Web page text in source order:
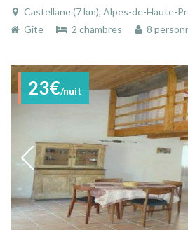
Castellane (7 km), Alpes-de-Haute-Provence,
Gîte
2 chambres 8
23€/nuit